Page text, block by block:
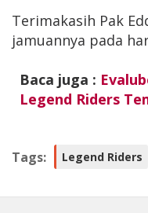
Terimakasih Pak
jamuannya pada
Baca juga :
Legend Riders
Tags: Legend Riders